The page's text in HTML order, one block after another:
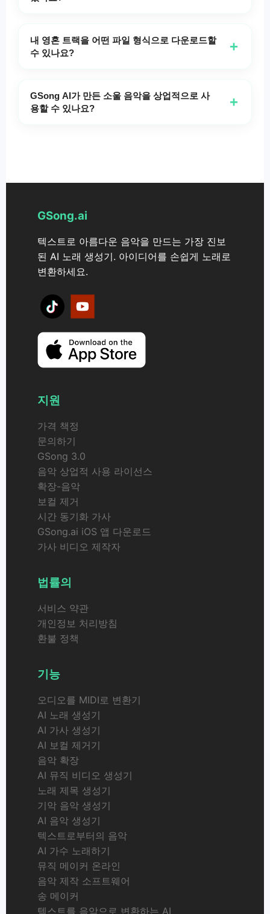
위해 여러 쌍의 곡을 생성할 수 있습니다. GSong AI의
Soul), 네오 소울(Neo Soul), 모타운(Motown), 노던
소울(Northern Soul), 서던 소울(Southern Soul), 복
퓨전(Contemporary R&B-Soul fusion)을 포함한 다양
내 영혼 트랙을 어떤 파일 형식으로 다운로드할
수 있나요?
+
MP3 및 WAV를 포함한 표준 고품질 오디오 형식으로
다운로드할 수 있습니다. 이러한 형식은 모든 주요 오
GSong AI가 만든 소울 음악을 상업적으로 사
용할 수 있나요?
+
받습니다. 무료 사용자에게는 개인적 사용이 항상 허용
필요하다면 GSong AI는 저렴한 라이선스 솔루션을 제
요금 페이지를 확인하세요.
GSong.ai
텍스트로 아름다운 음악을 만드는 가장 진보
된 AI 노래 생성기. 아이디어를 손쉽게 노래로
변환하세요.
지원
가격 책정
문의하기
GSong 3.0
음악 상업적 사용 라이선스
확장-음악
보컬 제거
시간 동기화 가사
GSong.ai iOS 앱 다운로드
가사 비디오 제작자
법률의
서비스 약관
개인정보 처리방침
환불 정책
기능
오디오를 MIDI로 변환기
AI 노래 생성기
AI 가사 생성기
AI 보컬 제거기
음악 확장
AI 뮤직 비디오 생성기
노래 제목 생성기
기악 음악 생성기
AI 음악 생성기
텍스트로부터의 음악
AI 가수 노래하기
뮤직 메이커 온라인
음악 제작 소프트웨어
송 메이커
텍스트를 음악으로 변환하는 AI